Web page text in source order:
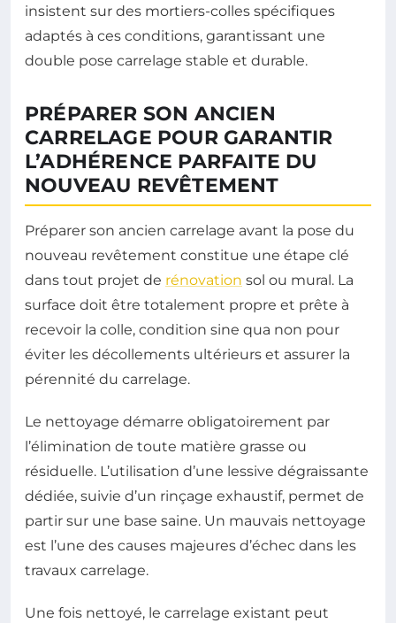
insistent sur des mortiers-colles spécifiques
adaptés à ces conditions, garantissant une
double pose carrelage stable et durable.
PRÉPARER SON ANCIEN
CARRELAGE POUR GARANTIR
L’ADHÉRENCE PARFAITE DU
NOUVEAU REVÊTEMENT
Préparer son ancien carrelage avant la pose du
nouveau revêtement constitue une étape clé
dans tout projet de rénovation sol ou mural. La
surface doit être totalement propre et prête à
recevoir la colle, condition sine qua non pour
éviter les décollements ultérieurs et assurer la
pérennité du carrelage.
Le nettoyage démarre obligatoirement par
l’élimination de toute matière grasse ou
résiduelle. L’utilisation d’une lessive dégraissante
dédiée, suivie d’un rinçage exhaustif, permet de
partir sur une base saine. Un mauvais nettoyage
est l’une des causes majeures d’échec dans les
travaux carrelage.
Une fois nettoyé, le carrelage existant peut